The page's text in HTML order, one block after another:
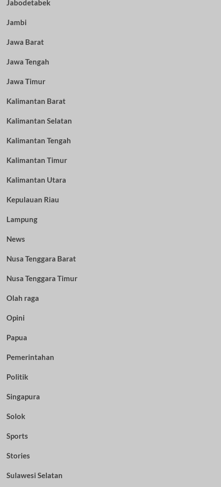
Jabodetabek
Jambi
Jawa Barat
Jawa Tengah
Jawa Timur
Kalimantan Barat
Kalimantan Selatan
Kalimantan Tengah
Kalimantan Timur
Kalimantan Utara
Kepulauan Riau
Lampung
News
Nusa Tenggara Barat
Nusa Tenggara Timur
Olah raga
Opini
Papua
Pemerintahan
Politik
Singapura
Solok
Sports
Stories
Sulawesi Selatan